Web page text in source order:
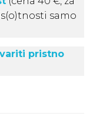
samo
pristno